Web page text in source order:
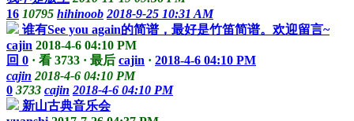
16 10795 hihinoob 2018-9-25 10:31 AM
谁有See you again的简谱，最好是竹笛简谱。欢迎留言~
cajin 2018-4-6 04:10 PM
回 0 · 看 3733 · 最后 cajin · 2018-4-6 04:10 PM
cajin 2018-4-6 04:10 PM
0 3733 cajin 2018-4-6 04:10 PM
新山古典音乐会